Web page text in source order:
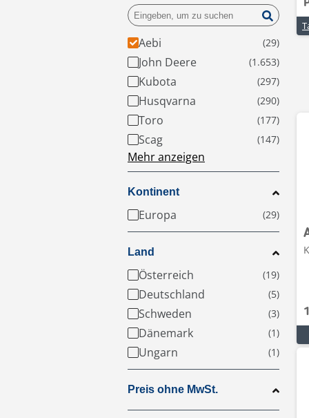
Aebi
John Deere
Kubota
Husqvarna
Toro
Scag
Mehr anzeigen
Kontinent
Europa
Land
Österreich
Deutschland
Schweden
Dänemark
Ungarn
Preis ohne MwSt.